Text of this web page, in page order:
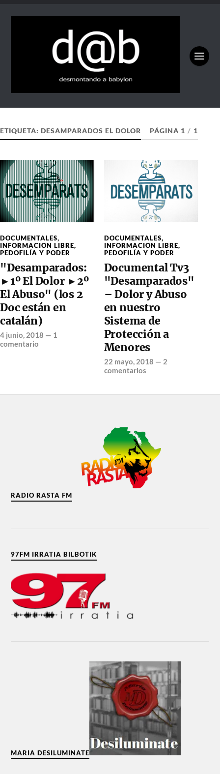
ETIQUETA: DESAMPARADOS EL DOLOR PÁGINA 1 / 1
DOCUMENTALES,
INFORMACION LIBRE,
PEDOFILÍA Y PODER
"Desamparados:
►1º El Dolor ►2º
El Abuso" (los 2
Doc están en
catalán)
4 junio, 2018 — 1
comentario
DOCUMENTALES,
INFORMACION LIBRE,
PEDOFILÍA Y PODER
Documental Tv3
"Desamparados"
– Dolor y Abuso
en nuestro
Sistema de
Protección a
Menores
22 mayo, 2018 — 2
comentarios
RADIO RASTA FM
97FM IRRATIA BILBOTIK
MARIA DESILUMINATE